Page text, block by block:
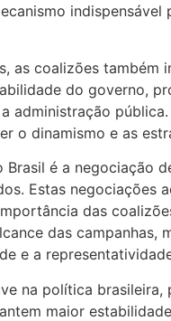
as coalizões também
do governo,
o dinamismo e as
é a negociação
Estas negociações
das
das
e a
na política
maior